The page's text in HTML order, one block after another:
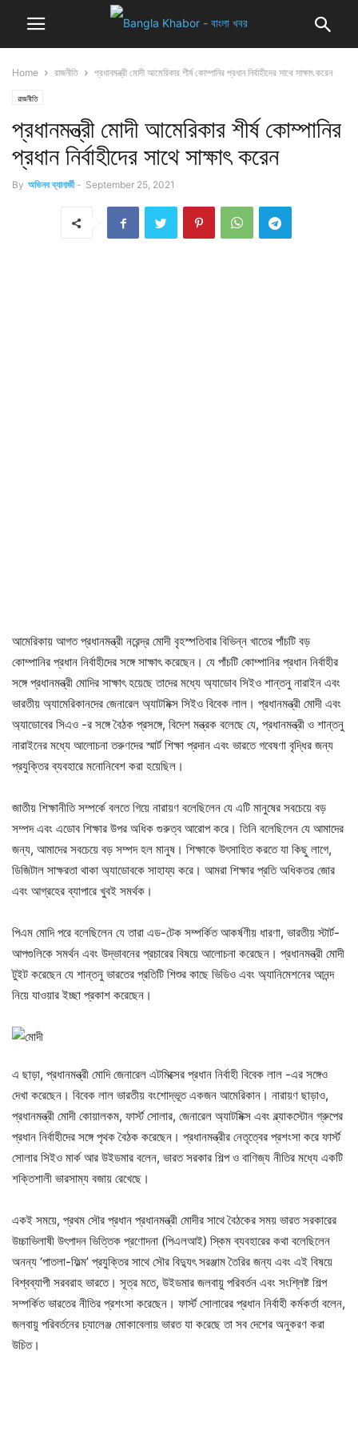
Home রাজনীতি প্রধানমন্ত্রী মোদী আমেরিকার শীর্ষ কোম্পানির প্রধান নির্বাহীদের সাথে সাক্ষাৎ করেন
রাজনীতি
প্রধানমন্ত্রী মোদী আমেরিকার শীর্ষ কোম্পানির
প্রধান নির্বাহীদের সাথে সাক্ষাৎ করেন
By অভিনব ব্যানার্জী - September 25, 2021
আমেরিকায় আগত প্রধানমন্ত্রী নরেন্দ্র মোদী বৃহস্পতিবার বিভিন্ন খাতের পাঁচটি বড়
কোম্পানির প্রধান নির্বাহীদের সঙ্গে সাক্ষাৎ করেছেন। যে পাঁচটি কোম্পানির প্রধান নির্বাহীর
সঙ্গে প্রধানমন্ত্রী মোদির সাক্ষাৎ হয়েছে তাদের মধ্যে অ্যাডোব সিইও শান্তনু নারাইন এবং
ভারতীয় অ্যামেরিকানদের জেনারেল অ্যাটমিক্স সিইও বিবেক লাল। প্রধানমন্ত্রী মোদী এবং
অ্যাডোবের সিএও -র সঙ্গে বৈঠক প্রসঙ্গে, বিদেশ মন্ত্রক বলেছে যে, প্রধানমন্ত্রী ও শান্তনু
নারাইনের মধ্যে আলোচনা তরুণদের স্মার্ট শিক্ষা প্রদান এবং ভারতে গবেষণা বৃদ্ধির জন্য
প্রযুক্তির ব্যবহারে মনোনিবেশ করা হয়েছিল।
জাতীয় শিক্ষানীতি সম্পর্কে বলতে গিয়ে নারায়ণ বলেছিলেন যে এটি মানুষের সবচেয়ে বড়
সম্পদ এবং এডোব শিক্ষার উপর অধিক গুরুত্ব আরোপ করে। তিনি বলেছিলেন যে আমাদের
জন্য, আমাদের সবচেয়ে বড় সম্পদ হল মানুষ। শিক্ষাকে উৎসাহিত করতে যা কিছু লাগে,
ডিজিটাল সাক্ষরতা থাকা অ্যাডোবকে সাহায্য করে। আমরা শিক্ষার প্রতি অধিকতর জোর
এবং আগ্রহের ব্যাপারে খুবই সমর্থক।
পিএম মোদি পরে বলেছিলেন যে তারা এড-টেক সম্পর্কিত আকর্ষণীয় ধারণা, ভারতীয় স্টার্ট-
আপগুলিকে সমর্থন এবং উদ্ভাবনের প্রচারের বিষয়ে আলোচনা করেছেন। প্রধানমন্ত্রী মোদী
টুইট করেছেন যে শান্তনু ভারতের প্রতিটি শিশুর কাছে ভিডিও এবং অ্যানিমেশনের আনন্দ
নিয়ে যাওয়ার ইচ্ছা প্রকাশ করেছেন।
এ ছাড়া, প্রধানমন্ত্রী মোদি জেনারেল এটমিক্সের প্রধান নির্বাহী বিবেক লাল -এর সঙ্গেও
দেখা করেছেন। বিবেক লাল ভারতীয় বংশোদ্ভূত একজন আমেরিকান। নারায়ণ ছাড়াও,
প্রধানমন্ত্রী মোদী কোয়ালকম, ফার্স্ট সোলার, জেনারেল অ্যাটমিক্স এবং ব্ল্যাকস্টোন গ্রুপের
প্রধান নির্বাহীদের সঙ্গে পৃথক বৈঠক করেছেন। প্রধানমন্ত্রীর নেতৃত্বের প্রশংসা করে ফার্স্ট
সোলার সিইও মার্ক আর উইডমার বলেন, ভারত সরকার শিল্প ও বাণিজ্য নীতির মধ্যে একটি
শক্তিশালী ভারসাম্য বজায় রেখেছে।
একই সময়ে, প্রথম সৌর প্রধান প্রধানমন্ত্রী মোদীর সাথে বৈঠকের সময় ভারত সরকারের
উচ্চাভিলাষী উৎপাদন ভিত্তিক প্রণোদনা (পিএলআই) স্কিম ব্যবহারের কথা বলেছিলেন
অনন্য ‘পাতলা-ফিল্ম’ প্রযুক্তির সাথে সৌর বিদ্যুৎ সরঞ্জাম তৈরির জন্য এবং এই বিষয়ে
বিশ্বব্যাপী সরবরাহ ভারতে। সূত্র মতে, উইডমার জলবায়ু পরিবর্তন এবং সংশ্লিষ্ট শিল্প
সম্পর্কিত ভারতের নীতির প্রশংসা করেছেন। ফার্স্ট সোলারের প্রধান নির্বাহী কর্মকর্তা বলেন,
জলবায়ু পরিবর্তনের চ্যালেঞ্জ মোকাবেলায় ভারত যা করেছে তা সব দেশের অনুকরণ করা
উচিত।